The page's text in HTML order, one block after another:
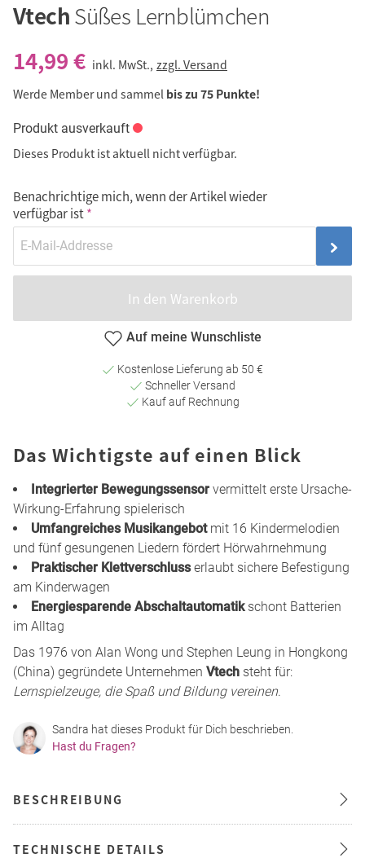
VtechSüßes Lernblümchen
14,99 € inkl. MwSt., zzgl. Versand
Werde Member und sammel bis zu 75 Punkte!
Produkt ausverkauft
Dieses Produkt ist aktuell nicht verfügbar.
Benachrichtige mich, wenn der Artikel wieder
verfügbar ist
In den Warenkorb
Auf meine Wunschliste
Kostenlose Lieferung ab 50 €
Schneller Versand
Kauf auf Rechnung
Das Wichtigste auf einen Blick
Integrierter Bewegungssensor vermittelt erste Ursache-
Wirkung-Erfahrung spielerisch
Umfangreiches Musikangebotmit 16 Kindermelodien
und fünf gesungenen Liedern fördert Hörwahrnehmung
Praktischer Klettverschlusserlaubt sichere Befestigung
am Kinderwagen
Energiesparende Abschaltautomatikschont Batterien
im Alltag
Das 1976 von Alan Wong und Stephen Leung in Hongkong
(China) gegründete Unternehmen Vtech steht für:
Lernspielzeuge, die Spaß und Bildung vereinen.
Sandra hat dieses Produkt für Dich beschrieben.
Hast du Fragen?
BESCHREIBUNG
TECHNISCHE DETAILS